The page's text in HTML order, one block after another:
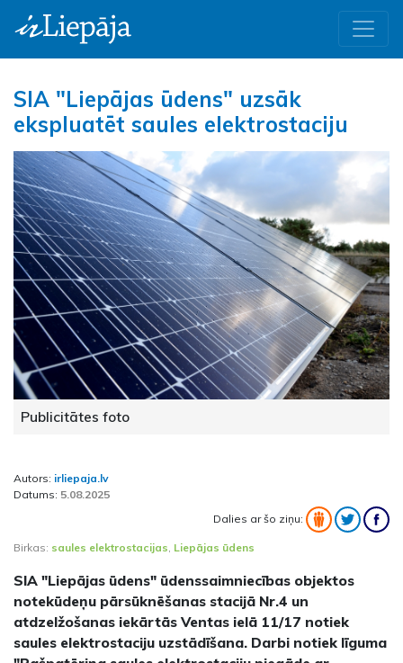
SIA "Liepājas ūdens" uzsāk
ekspluatēt saules elektrostaciju
Publicitātes foto
Autors: irliepaja.lv
Datums: 5.08.2025
Dalies ar šo ziņu:
Birkas: saules elektrostacijas, Liepājas ūdens
SIA "Liepājas ūdens" ūdenssaimniecības objektos
notekūdeņu pārsūknēšanas stacijā Nr.4 un
atdzelžošanas iekārtās Ventas ielā 11/17 notiek
saules elektrostaciju uzstādīšana. Darbi notiek līguma